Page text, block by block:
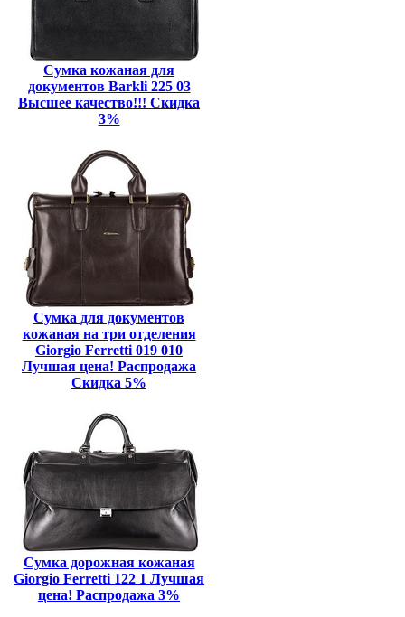
Сумка кожаная для
документов Barkli 225 03
Высшее качество!!! Скидка
3%
Сумка для документов
кожаная на три отделения
Giorgio Ferretti 019 010
Лучшая цена! Распродажа
Скидка 5%
Сумка дорожная кожаная
Giorgio Ferretti 122 1 Лучшая
цена! Распродажа 3%